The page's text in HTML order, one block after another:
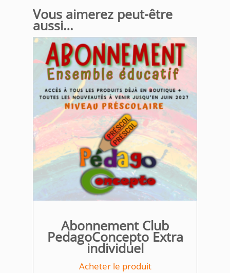
Vous aimerez peut-être
aussi…
Abonnement Club
PedagoConcepto Extra
individuel
Acheter le produit